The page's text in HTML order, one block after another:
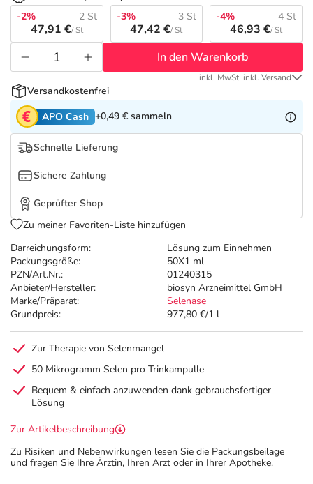
Tierapotheke
Vitamine & Mineralstoffe
Marken
Salus Deals
Darreichungsform:
Lösung zum Einnehmen
Packungsgröße:
50X1 ml
PZN/Art.Nr.:
01240315
Anbieter/Hersteller:
biosyn Arzneimittel GmbH
Marke/Präparat:
Selenase
Grundpreis:
977,80 €/1 l
-2%
2 St
47,91 €/ St
-3% 3 St
47,42 €/ St
-4% 4 St
46,93 €/ St
In den Warenkorb
inkl. MwSt. inkl. Versand
Versandkostenfrei
APO Cash +0,49 € sammeln
Schnelle Lieferung
Sichere Zahlung
Geprüfter Shop
Zu meiner Favoriten-Liste hinzufügen
Zur Therapie von Selenmangel
50 Mikrogramm Selen pro Trinkampulle
Bequem & einfach anzuwenden dank gebrauchsfertiger
Lösung
Zur Artikelbeschreibung
Zu Risiken und Nebenwirkungen lesen Sie die Packungsbeilage
und fragen Sie Ihre Ärztin, Ihren Arzt oder in Ihrer Apotheke.